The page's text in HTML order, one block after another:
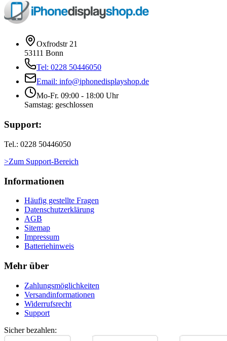
Oxfrodstr 21
53111 Bonn
Tel: 0228 50446050
Email: info@iphonedisplayshop.de
Mo-Fr. 09:00 - 18:00 Uhr
Samstag: geschlossen
Support:
Tel.: 0228 50446050
>Zum Support-Bereich
Informationen
Häufig gestellte Fragen
Datenschutzerklärung
AGB
Sitemap
Impressum
Batteriehinweis
Mehr über
Zahlungsmöglichkeiten
Versandinformationen
Widerrufsrecht
Support
Sicher bezahlen: